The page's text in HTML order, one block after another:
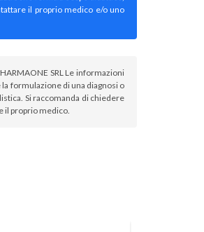
il proprio medico e/o uno
SRL Le informazioni
formulazione di una diagnosi o
Si raccomanda di chiedere
il proprio medico.